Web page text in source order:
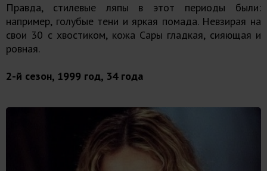
Правда, стилевые ляпы в этот периоды были:
например, голубые тени и яркая помада. Невзирая на
свои 30 с хвостиком, кожа Сары гладкая, сияющая и
ровная.
2-й сезон, 1999 год, 34 года